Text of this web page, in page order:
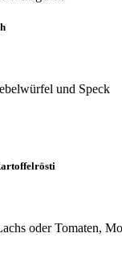
und Speck
oder Tomaten,